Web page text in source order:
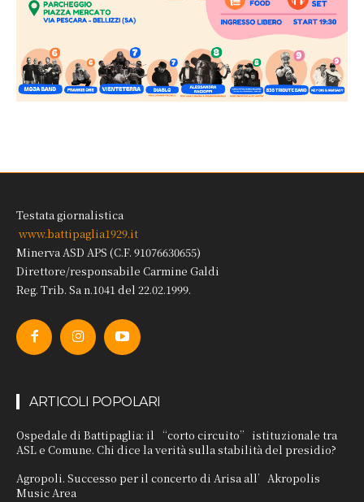
Testata giornalistica
www.battipaglia1929.it
Minerva ASD APS (C.F. 91076630655)
Direttore/responsabile Carmine Galdi
Reg. Trib. Sa n.1041 del 22.02.1999.
ARTICOLI POPOLARI
Ospedale di Battipaglia: il “corto circuito” istituzionale tra
ASL e Comune. Chi dice la verità sulla stabilità del presidio?
Agropoli. Successo per il concerto di Arisa all’Akropolis
Music Area